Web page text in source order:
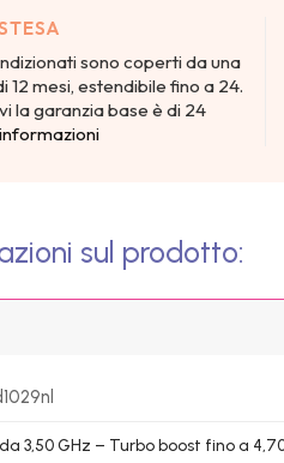
sono coperti da una
12 mesi, estendibile fino a 24.
la garanzia base è di 24
sul prodotto:
3,50 GHz – Turbo boost fino a